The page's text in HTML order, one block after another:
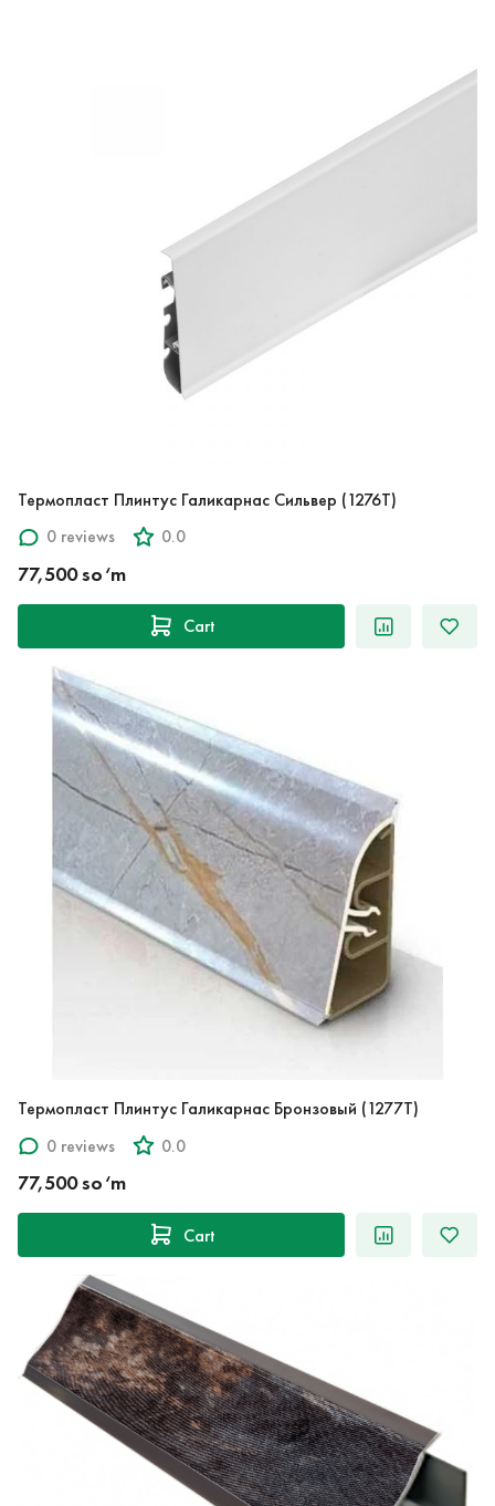
Термопласт Плинтус Галикарнас Сильвер (1276T)
0 reviews
0.0
77,500 so‘m
Cart
Термопласт Плинтус Галикарнас Бронзовый (1277T)
0 reviews
0.0
77,500 so‘m
Cart